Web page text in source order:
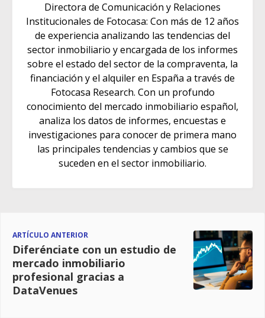
Directora de Comunicación y Relaciones
Institucionales de Fotocasa: Con más de 12 años
de experiencia analizando las tendencias del
sector inmobiliario y encargada de los informes
sobre el estado del sector de la compraventa, la
financiación y el alquiler en España a través de
Fotocasa Research. Con un profundo
conocimiento del mercado inmobiliario español,
analiza los datos de informes, encuestas e
investigaciones para conocer de primera mano
las principales tendencias y cambios que se
suceden en el sector inmobiliario.
ARTÍCULO ANTERIOR
Diferénciate con un estudio de
mercado inmobiliario
profesional gracias a
DataVenues